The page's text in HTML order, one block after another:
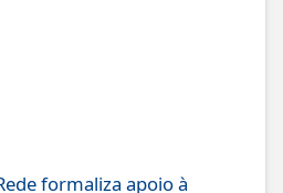
formaliza apoio à